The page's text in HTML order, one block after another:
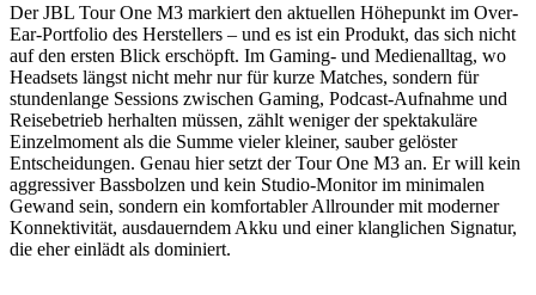
Der JBL Tour One M3 markiert den aktuellen Höhepunkt im Over-
Ear-Portfolio des Herstellers – und es ist ein Produkt, das sich nicht
auf den ersten Blick erschöpft. Im Gaming- und Medienalltag, wo
Headsets längst nicht mehr nur für kurze Matches, sondern für
stundenlange Sessions zwischen Gaming, Podcast-Aufnahme und
Reisebetrieb herhalten müssen, zählt weniger der spektakuläre
Einzelmoment als die Summe vieler kleiner, sauber gelöster
Entscheidungen. Genau hier setzt der Tour One M3 an. Er will kein
aggressiver Bassbolzen und kein Studio-Monitor im minimalen
Gewand sein, sondern ein komfortabler Allrounder mit moderner
Konnektivität, ausdauerndem Akku und einer klanglichen Signatur,
die eher einlädt als dominiert.